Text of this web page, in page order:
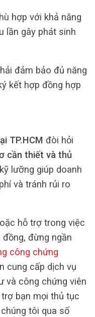
hợp với khả năng
lần gây phát sinh
đảm bảo đủ năng
kết hợp đồng hợp
TP.HCM đòi hỏi
cần thiết và thủ
lưỡng giúp doanh
và tránh rủi ro
hỗ trợ trong việc
đừng ngần
công chứng
cung cấp dịch vụ
và công chứng viên
bạn mọi thủ tục
tôi qua số